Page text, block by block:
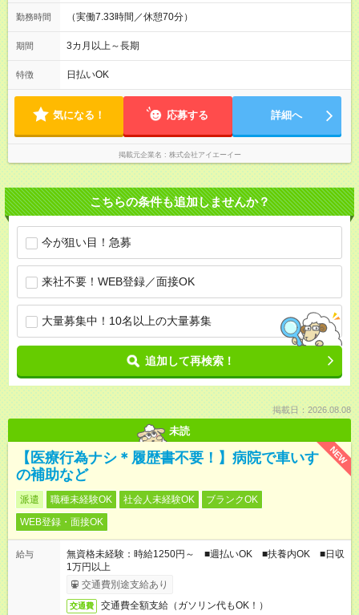
勤務時間 （実働7.33時間／休憩70分）
期間 3カ月以上～長期
特徴 日払いOK
気になる！ 応募する 詳細へ
掲載元企業名 株式会社アイエーイー
こちらの条件も追加しませんか？
今が狙い目！急募
来社不要！WEB登録／面接OK
大量募集中！10名以上の大量募集
追加して再検索！
掲載日：2026.08.08
未読
NEW
【医療行為ナシ＊履歴書不要！】病院で車いす
の補助など
派遣 職種未経験OK 社会人未経験OK
ブランクOK
WEB登録・面接OK
給与
無資格未経験：時給1250円～ ■週払いOK ■扶養内OK ■日収
1万円以上
交通費別途支給あり
交通費 交通費全額支給（ガソリン代もOK！）